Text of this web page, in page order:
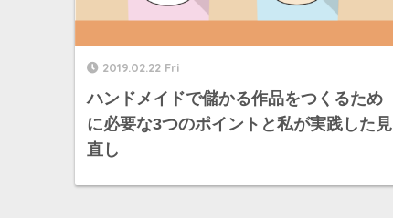
2019.02.22 Fri
ハンドメイドで儲かる作品をつくるため
に必要な3つのポイントと私が実践した見
直し